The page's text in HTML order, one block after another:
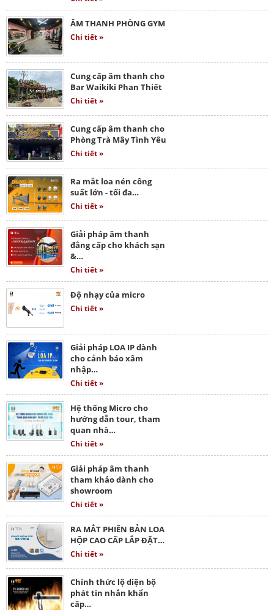
ÂM THANH PHÒNG GYM
Chi tiết »
Cung cấp âm thanh cho
Bar Waikiki Phan Thiết
Chi tiết »
Cung cấp âm thanh cho
Phòng Trà Mây Tình Yêu
Chi tiết »
Ra mắt loa nén công
suất lớn - tối đa…
Chi tiết »
Giải pháp âm thanh
đẳng cấp cho khách sạn
&…
Chi tiết »
Độ nhạy của micro
Chi tiết »
Giải pháp LOA IP dành
cho cảnh báo xâm
nhập…
Chi tiết »
Hệ thống Micro cho
hướng dẫn tour, tham
quan nhà…
Chi tiết »
Giải pháp âm thanh
tham khảo dành cho
showroom
Chi tiết »
RA MẮT PHIÊN BẢN LOA
HỘP CAO CẤP LẮP ĐẶT…
Chi tiết »
Chính thức lộ diện bộ
phát tin nhắn khẩn
cấp…